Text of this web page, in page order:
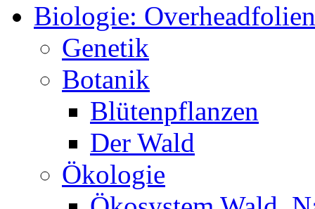
Biologie: Overheadfolien
Genetik
Botanik
Blütenpflanzen
Der Wald
Ökologie